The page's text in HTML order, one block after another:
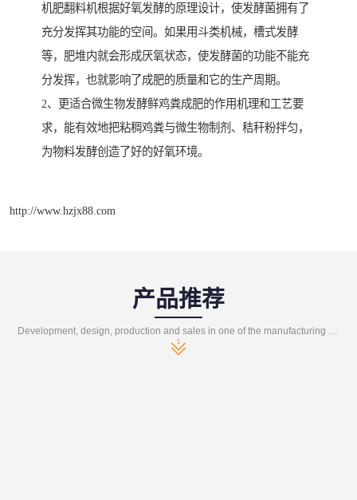
机肥翻料机根据好氧发酵的原理设计，使发酵菌拥有了
充分发挥其功能的空间。如果用斗类机械，槽式发酵
等，肥堆内就会形成厌氧状态，使发酵菌的功能不能充
分发挥，也就影响了成肥的质量和它的生产周期。
2、更适合微生物发酵鲜鸡粪成肥的作用机理和工艺要
求，能有效地把粘稠鸡粪与微生物制剂、秸秆粉拌匀，
为物料发酵创造了好的好氧环境。
http://www.hzjx88.com
产品推荐
Development, design, production and sales in one of the manufacturing enterprises